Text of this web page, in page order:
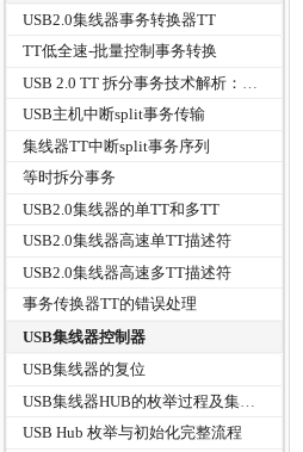
USB2.0集线器事务转换器TT
TT低全速-批量控制事务转换
USB主机中断split事务传输
集线器TT中断split事务序列
等时拆分事务
USB2.0集线器的单TT和多TT
USB2.0集线器高速单TT描述符
USB2.0集线器高速多TT描述符
事务传换器TT的错误处理
USB集线器控制器
USB集线器的复位
USB Hub 枚举与初始化完整流程